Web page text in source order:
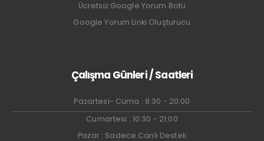
Ücretsiz Google Yorum Botu
Google Yorum Linki Oluşturucu
Çalışma Günleri / Saatleri
Pazartesi- Cuma : 8:30 - 20:00
Cumartesi : 10:30 - 21:00
Pazar : Sadece Canlı Destek